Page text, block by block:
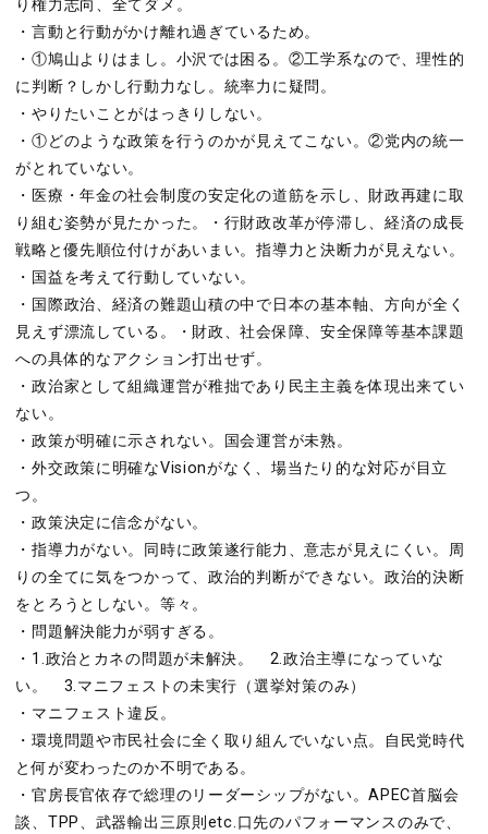
り権力志向、全てダメ。
・言動と行動がかけ離れ過ぎているため。
・①鳩山よりはまし。小沢では困る。②工学系なので、理性的
に判断？しかし行動力なし。統率力に疑問。
・やりたいことがはっきりしない。
・①どのような政策を行うのかが見えてこない。②党内の統一
がとれていない。
・医療・年金の社会制度の安定化の道筋を示し、財政再建に取
り組む姿勢が見たかった。・行財政改革が停滞し、経済の成長
戦略と優先順位付けがあいまい。指導力と決断力が見えない。
・国益を考えて行動していない。
・国際政治、経済の難題山積の中で日本の基本軸、方向が全く
見えず漂流している。・財政、社会保障、安全保障等基本課題
への具体的なアクション打出せず。
・政治家として組織運営が稚拙であり民主主義を体現出来てい
ない。
・政策が明確に示されない。国会運営が未熟。
・外交政策に明確なVisionがなく、場当たり的な対応が目立
つ。
・政策決定に信念がない。
・指導力がない。同時に政策遂行能力、意志が見えにくい。周
りの全てに気をつかって、政治的判断ができない。政治的決断
をとろうとしない。等々。
・問題解決能力が弱すぎる。
・1.政治とカネの問題が未解決。 2.政治主導になっていな
い。 3.マニフェストの未実行（選挙対策のみ）
・マニフェスト違反。
・環境問題や市民社会に全く取り組んでいない点。自民党時代
と何が変わったのか不明である。
・官房長官依存で総理のリーダーシップがない。APEC首脳会
談、TPP、武器輸出三原則etc.口先のパフォーマンスのみで、